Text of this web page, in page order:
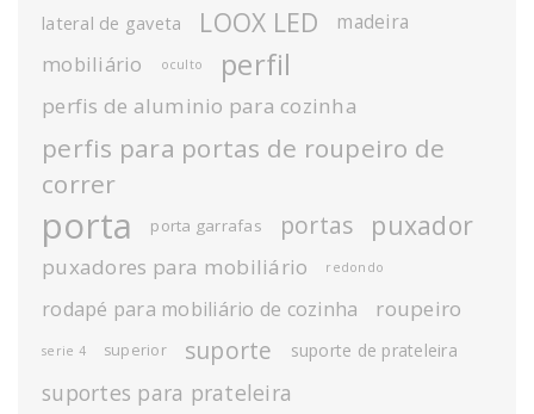
lateral de gaveta LOOX LED madeira
mobiliário oculto perfil
perfis de aluminio para cozinha
perfis para portas de roupeiro de
correr
porta porta garrafas portas puxador
puxadores para mobiliário redondo
rodapé para mobiliário de cozinha roupeiro
serie 4 superior suporte suporte de prateleira
suportes para prateleira